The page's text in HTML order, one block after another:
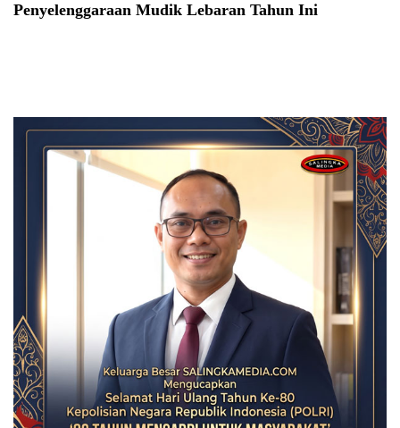
Penyelenggaraan Mudik Lebaran Tahun Ini